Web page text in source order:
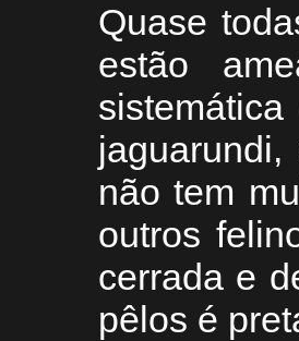
Quase
estão
não tem
outros
cerrada e
pêlos é